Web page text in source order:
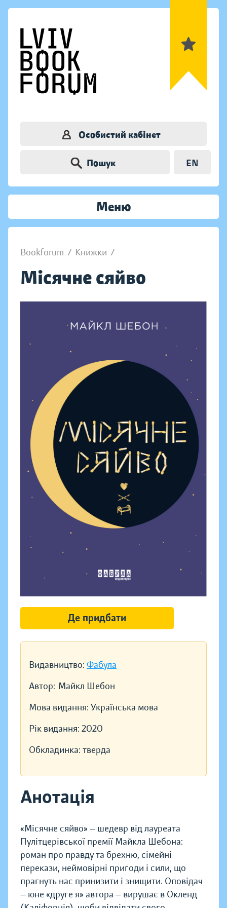
Особистий кабінет
Пошук EN
Меню
Bookforum / Книжки /
Місячне сяйво
Видавництво: Фабула
Автор: Майкл Шебон
Мова видання: Українська мова
Рік видання: 2020
Обкладинка: тверда
Анотація
«Місячне сяйво» — шедевр від лауреата
Пулітцерівської премії Майкла Шебона:
роман про правду та брехню, сімейні
перекази, неймовірні пригоди і сили, що
прагнуть нас принизити і знищити. Оповідач
— юне «друге я» автора — вирушає в Окленд
Де придбати